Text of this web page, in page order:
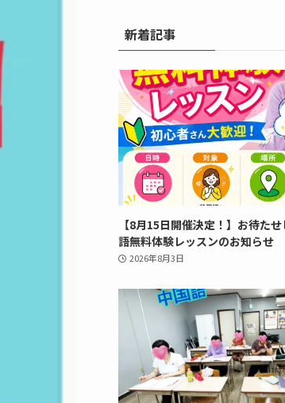
新着記事
【8月15日開催決定！】お待た
語無料体験レッスンのお知らせ
2026年8月3日